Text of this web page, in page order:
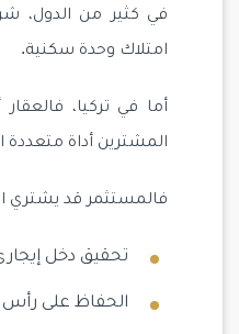
في كثير من الدول،
امتلاك وحدة سكنية.
أما في تركيا،
المشترين أداة متعددة
فالمستثمر قد يشتري
تحقيق دخل
الحفاظ على رأس